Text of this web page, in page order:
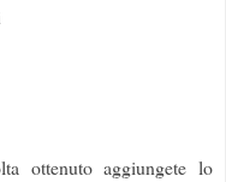
ottenuto aggiungete lo